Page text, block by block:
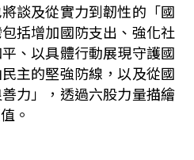
談及從實力到韌性的「國
括增加國防支出、強化社
、以具體行動展現守護國
主的堅強防線，以及從國
力」，透過六股力量描繪
。